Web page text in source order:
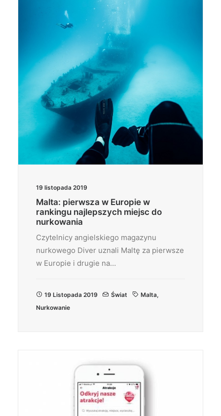
19 listopada 2019
Malta: pierwsza w Europie w
rankingu najlepszych miejsc do
nurkowania
Czytelnicy angielskiego magazynu
nurkowego Diver uznali Maltę za pierwsze
w Europie i drugie na…
19 Listopada 2019 Świat Malta,
Nurkowanie